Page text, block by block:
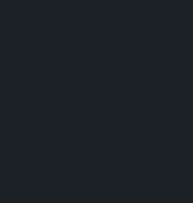
เพื่อฉลองการกลับ
มีความจำเป็น
รงแค่ไหน
ะครที่ได้รับผลกระ